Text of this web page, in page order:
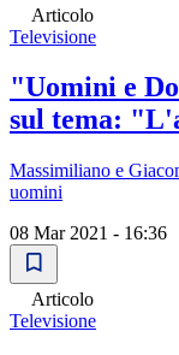
Articolo
Televisione
"Uomini e
sul tema:
Massimiliano e
uomini
08 Mar 2021 - 16:36
Articolo
Televisione